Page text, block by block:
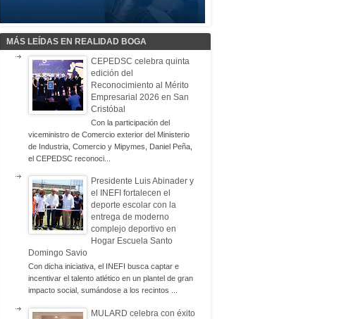
MÁS LEÍDAS EN REALIDAD BOGA
CEPEDSC celebra quinta
edición del
Reconocimiento al Mérito
Empresarial 2026 en San
Cristóbal
Con la participación del
viceministro de Comercio exterior del Ministerio
de Industria, Comercio y Mipymes, Daniel Peña,
el CEPEDSC reconoci...
Presidente Luis Abinader y
el INEFI fortalecen el
deporte escolar con la
entrega de moderno
complejo deportivo en
Hogar Escuela Santo
Domingo Savio
Con dicha iniciativa, el INEFI busca captar e
incentivar el talento atlético en un plantel de gran
impacto social, sumándose a los recintos ...
MULARD celebra con éxito